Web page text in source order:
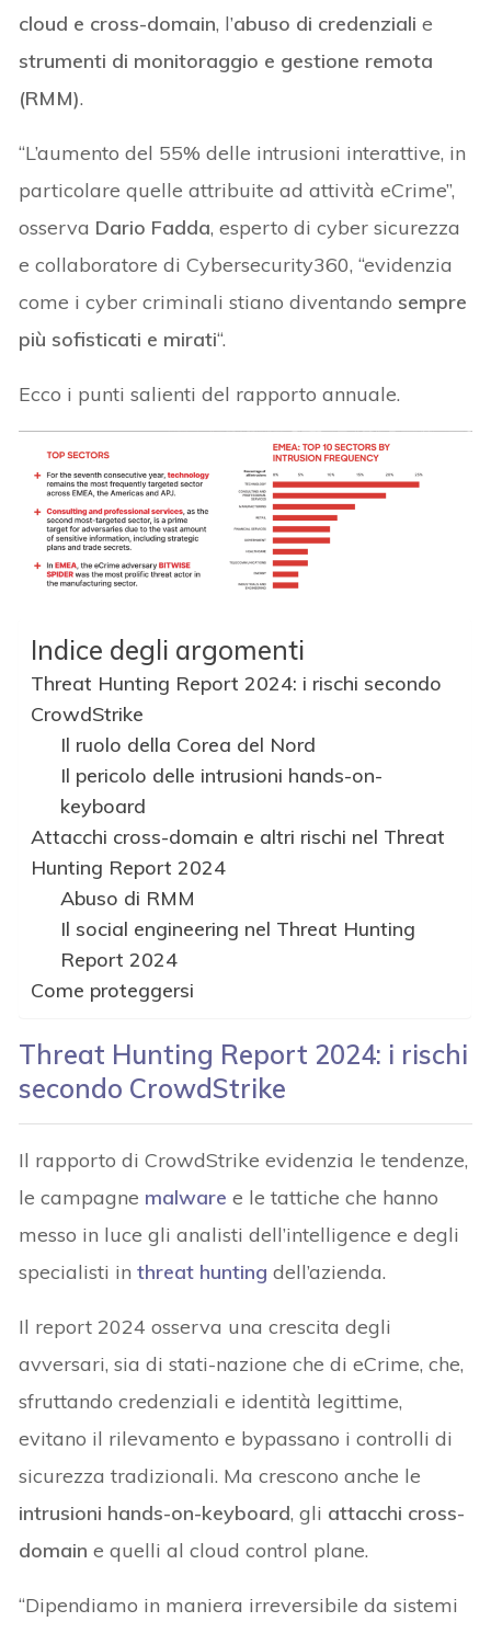
cloud e cross-domain, l’abuso di credenziali e
strumenti di monitoraggio e gestione remota
(RMM).
“L’aumento del 55% delle intrusioni interattive, in
particolare quelle attribuite ad attività eCrime”,
osserva Dario Fadda, esperto di cyber sicurezza
e collaboratore di Cybersecurity360, “evidenzia
come i cyber criminali stiano diventando sempre
più sofisticati e mirati“.
Ecco i punti salienti del rapporto annuale.
Indice degli argomenti
Threat Hunting Report 2024: i rischi secondo
CrowdStrike
Il ruolo della Corea del Nord
Il pericolo delle intrusioni hands-on-
keyboard
Attacchi cross-domain e altri rischi nel Threat
Hunting Report 2024
Abuso di RMM
Il social engineering nel Threat Hunting
Report 2024
Come proteggersi
Threat Hunting Report 2024: i rischi
secondo CrowdStrike
Il rapporto di CrowdStrike evidenzia le tendenze,
le campagne malware e le tattiche che hanno
messo in luce gli analisti dell’intelligence e degli
specialisti inthreat hunting dell’azienda.
Il report 2024 osserva una crescita degli
avversari, sia di stati-nazione che di eCrime, che,
sfruttando credenziali e identità legittime,
evitano il rilevamento e bypassano i controlli di
sicurezza tradizionali. Ma crescono anche le
intrusioni hands-on-keyboard, gli attacchi cross-
domain e quelli al cloud control plane.
“Dipendiamo in maniera irreversibile da sistemi